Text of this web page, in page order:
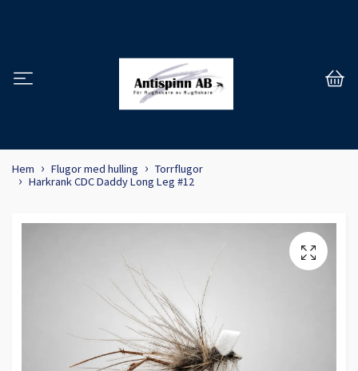
Hem Flugor med hulling
Torrflugor
Harkrank CDC Daddy Long Leg #12